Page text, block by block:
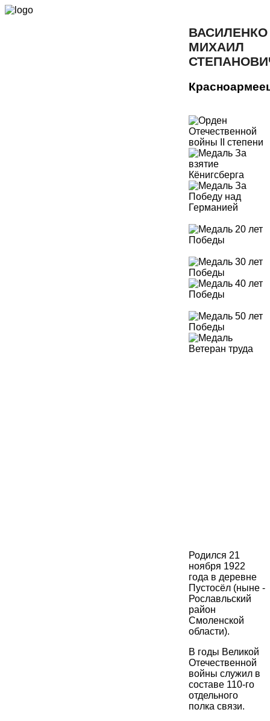
ВАСИЛЕНКО
МИХАИЛ
Родился 21
ноября 1922
года в деревне
Пустосёл (ныне -
Рославльский
район
Смоленской
области).
В годы Великой
Отечественной
войны служил в
составе 110-го
отдельного
полка связи.